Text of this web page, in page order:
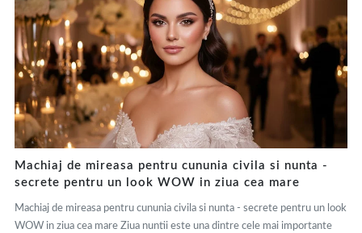
Machiaj de mireasa pentru cununia civila si nunta -
secrete pentru un look WOW in ziua cea mare
Machiaj de mireasa pentru cununia civila si nunta - secrete pentru un look
WOW in ziua cea mare Ziua nuntii este una dintre cele mai importante